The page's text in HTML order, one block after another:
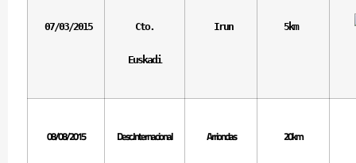
07/03/2015 Cto.
Euskadi
Irun 5km
08/08/2015 Desc.Internacional Arriondas 20km